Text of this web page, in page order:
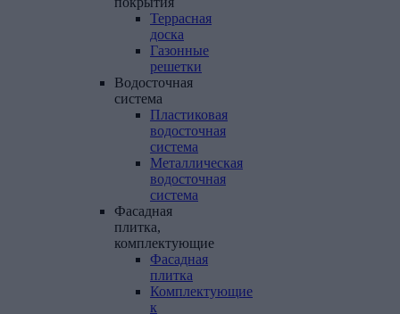
Террасная
доска
Газонные
решетки
Водосточная
система
Пластиковая
водосточная
система
Металлическая
водосточная
система
Фасадная
плитка,
комплектующие
Фасадная
плитка
Комплектующие
к